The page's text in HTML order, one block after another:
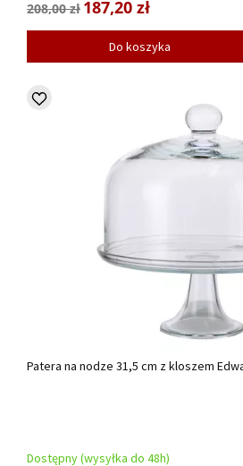
208,00 zł 187,20 zł
Do koszyka
Patera na nodze 31,5 cm z kloszem
Dostępny (wysyłka do 48h)